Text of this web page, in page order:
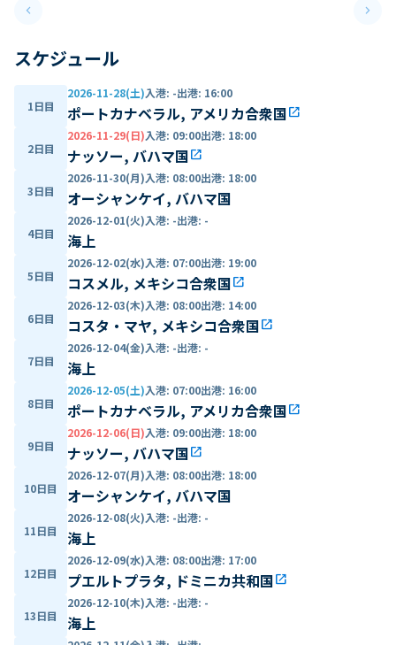
keyboard_arrow_leftPrevious slide keyboard_arrow_right
スケジュール
1日目
2026-11-28(土)入港: -出港: 16:00
ポートカナベラル, アメリカ合衆国open_in_new
2日目
2026-11-29(日)入港: 09:00出港: 18:00
ナッソー, バハマ国open_in_new
3日目
2026-11-30(月)入港: 08:00出港: 18:00
オーシャンケイ, バハマ国
4日目
2026-12-01(火)入港: -出港: -
海上
5日目
2026-12-02(水)入港: 07:00出港: 19:00
コスメル, メキシコ合衆国open_in_new
6日目
2026-12-03(木)入港: 08:00出港: 14:00
コスタ・マヤ, メキシコ合衆国open_in_new
7日目
2026-12-04(金)入港: -出港: -
海上
8日目
2026-12-05(土)入港: 07:00出港: 16:00
ポートカナベラル, アメリカ合衆国open_in_new
9日目
2026-12-06(日)入港: 09:00出港: 18:00
ナッソー, バハマ国open_in_new
10日目
2026-12-07(月)入港: 08:00出港: 18:00
オーシャンケイ, バハマ国
11日目
2026-12-08(火)入港: -出港: -
海上
12日目
2026-12-09(水)入港: 08:00出港: 17:00
プエルトプラタ, ドミニカ共和国open_in_new
13日目
2026-12-10(木)入港: -出港: -
海上